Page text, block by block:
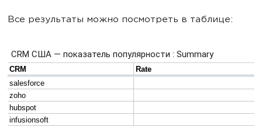
Все результаты можно посмотреть в таблице: